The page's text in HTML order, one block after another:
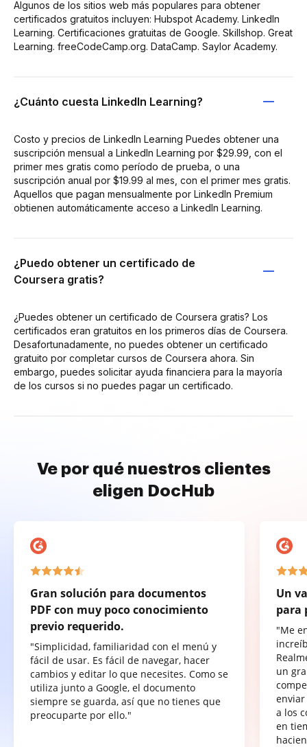
Algunos de los sitios web más populares para obtener
certificados gratuitos incluyen: Hubspot Academy. LinkedIn
Learning. Certificaciones gratuitas de Google. Skillshop. Great
Learning. freeCodeCamp.org. DataCamp. Saylor Academy.
¿Cuánto cuesta LinkedIn Learning?
Costo y precios de LinkedIn Learning Puedes obtener una
suscripción mensual a LinkedIn Learning por $29.99, con el
primer mes gratis como período de prueba, o una
suscripción anual por $19.99 al mes, con el primer mes gratis.
Aquellos que pagan mensualmente por LinkedIn Premium
obtienen automáticamente acceso a LinkedIn Learning.
¿Puedo obtener un certificado de
Coursera gratis?
¿Puedes obtener un certificado de Coursera gratis? Los
certificados eran gratuitos en los primeros días de Coursera.
Desafortunadamente, no puedes obtener un certificado
gratuito por completar cursos de Coursera ahora. Sin
embargo, puedes solicitar ayuda financiera para la mayoría
de los cursos si no puedes pagar un certificado.
Ve por qué nuestros clientes
eligen DocHub
Gran solución para documentos
PDF con muy poco conocimiento
previo requerido.
"Simplicidad, familiaridad con el menú y
fácil de usar. Es fácil de navegar, hacer
cambios y editar lo que necesites. Como se
utiliza junto a Google, el documento
siempre se guarda, así que no tienes que
preocuparte por ello."
Un
para
"Me
un
a los
en